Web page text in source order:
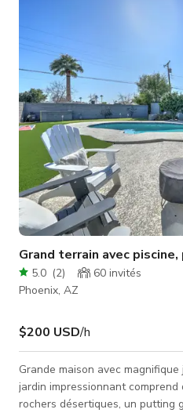
EXTRALARGE - OFFICE -
DIVERTISSEMENT BBQ
MONTAGNE - GARAGE POUR
POUR RÉUNIONS -
Grand terrain avec
5.0 (2) 60 invités
Phoenix, AZ
$200 USD/h
Grande maison avec
jardin impressionnant
rochers désertiques, un putting